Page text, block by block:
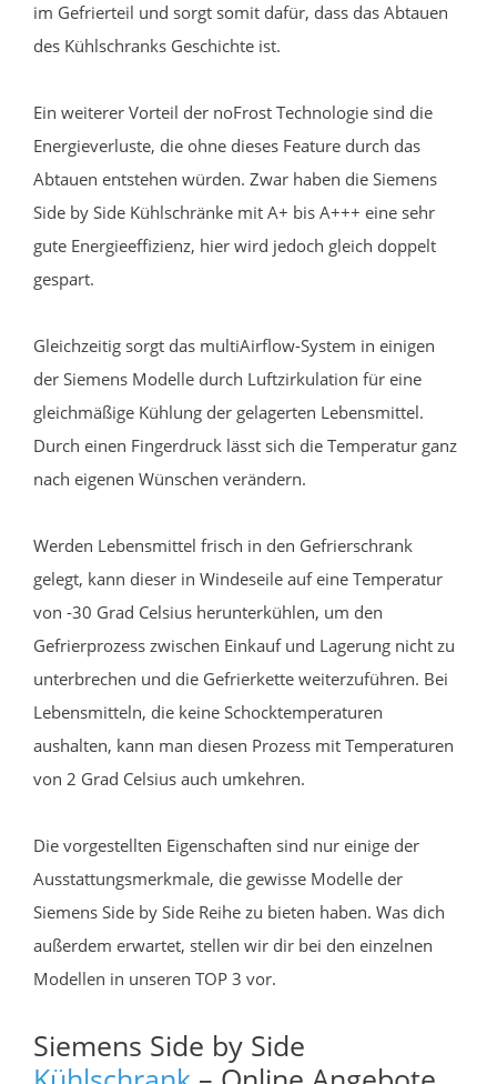
im Gefrierteil und sorgt somit dafür, dass das Abtauen
des Kühlschranks Geschichte ist.
Ein weiterer Vorteil der noFrost Technologie sind die
Energieverluste, die ohne dieses Feature durch das
Abtauen entstehen würden. Zwar haben die Siemens
Side by Side Kühlschränke mit A+ bis A+++ eine sehr
gute Energieeffizienz, hier wird jedoch gleich doppelt
gespart.
Gleichzeitig sorgt das multiAirflow-System in einigen
der Siemens Modelle durch Luftzirkulation für eine
gleichmäßige Kühlung der gelagerten Lebensmittel.
Durch einen Fingerdruck lässt sich die Temperatur ganz
nach eigenen Wünschen verändern.
Werden Lebensmittel frisch in den Gefrierschrank
gelegt, kann dieser in Windeseile auf eine Temperatur
von -30 Grad Celsius herunterkühlen, um den
Gefrierprozess zwischen Einkauf und Lagerung nicht zu
unterbrechen und die Gefrierkette weiterzuführen. Bei
Lebensmitteln, die keine Schocktemperaturen
aushalten, kann man diesen Prozess mit Temperaturen
von 2 Grad Celsius auch umkehren.
Die vorgestellten Eigenschaften sind nur einige der
Ausstattungsmerkmale, die gewisse Modelle der
Siemens Side by Side Reihe zu bieten haben. Was dich
außerdem erwartet, stellen wir dir bei den einzelnen
Modellen in unseren TOP 3 vor.
Siemens Side by Side